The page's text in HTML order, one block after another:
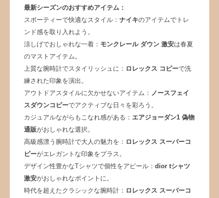
最新シーズンのおすすめアイテム：
スポーティーで快適なスタイル： ナイキのアイテムでトレ
ンド感を取り入れよう。
涼しげでおしゃれな一着： モンクレール ダウン 激安は春夏
のマストアイテム。
上質な腕時計でスタイリッシュに： ロレックス コピーで洗
練された印象を演出。
アウトドアスタイルに欠かせないアイテム： ノースフェイ
スダウンコピーでアクティブな日々を彩ろう。
カジュアルながらもこなれ感がある： エアジョーダン1 偽物
通販がおしゃれな選択。
高級感漂う腕時計で大人の魅力を： ロレックス スーパーコ
ピーがエレガントな印象をプラス。
デザイン性豊かなTシャツで個性をアピール： dior tシャツ
激安がおしゃれなポイントに。
時代を超えたクラシックな腕時計： ロレックス スーパーコ